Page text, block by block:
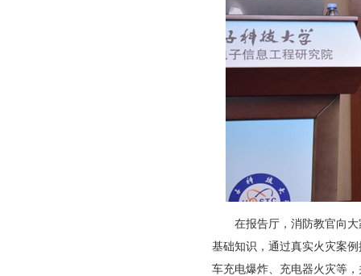
在报告厅，消防教官向大
基础知识，通过真实火灾案
车充电爆炸、充电器火灾等